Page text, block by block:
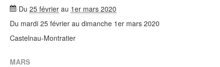
Du 25 février au 1er mars 2020
Du mardi 25 février au dimanche 1er mars 2020
Castelnau-Montratier
MARS